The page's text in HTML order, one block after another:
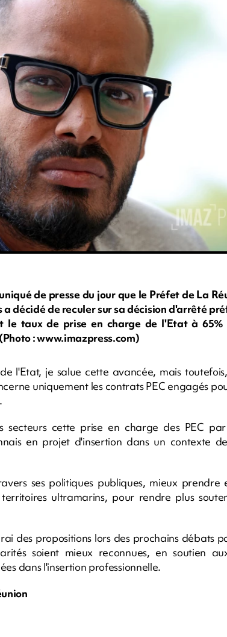
de presse du jour que le Préfet de La
décidé de reculer sur sa décision d'arrêté
le taux de prise en charge de l'Etat à 65%
: www.imazpress.com)
l'Etat, je salue cette avancée, mais
uniquement les contrats PEC engagés
secteurs cette prise en charge des PEC
en projet d'insertion dans un contexte
ses politiques publiques, mieux prendre
ultramarins, pour rendre plus
des propositions lors des prochains débats
soient mieux reconnues, en soutien
dans l'insertion professionnelle.